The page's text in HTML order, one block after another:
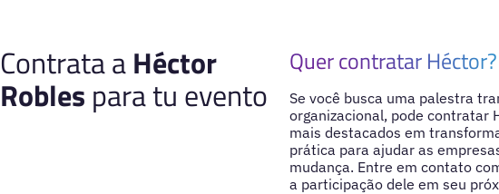
Contrata aHéctor
Robles para tu evento
Quer contratar Héctor?
Se você busca uma palestra
organizacional, pode contratar
mais destacados em
prática para ajudar as
mudança. Entre em contato
a participação dele em seu